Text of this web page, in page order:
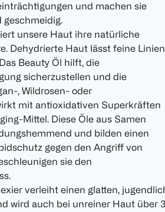
und machen sie
geschmeidig.
unsere Haut ihre natürliche
Dehydrierte Haut lässt feine Linien
Beauty Öl hilft, die
sicherzustellen und die
, Wildrosen- oder
mit antioxidativen Superkräften
Mittel. Diese Öle aus Samen
und bilden einen
gegen den Angriff von
sie den
verleiht einen glatten,
wird auch bei unreiner Haut über